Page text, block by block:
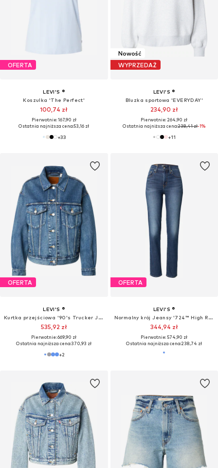
OFERTA
LEVI'S ®
Koszulka 'The Perfect'
100,74 zł
Pierwotnie: 167,90 zł
Ostatnia najniższa cena:53,16 zł
+33
Nowość
WYPRZEDAŻ
LEVI'S ®
Bluzka sportowa 'EVERYDAY'
234,90 zł
Pierwotnie: 264,90 zł
Ostatnia najniższa cena:238,41 zł-1%
+11
OFERTA
LEVI'S ®
Kurtka przejściowa '90's Trucker Jacket'
535,92 zł
Pierwotnie: 669,90 zł
Ostatnia najniższa cena:370,93 zł
+2
OFERTA
LEVI'S ®
Normalny krój Jeansy '724™ High Rise Straight Jeans'
344,94 zł
Pierwotnie: 574,90 zł
Ostatnia najniższa cena:238,74 zł